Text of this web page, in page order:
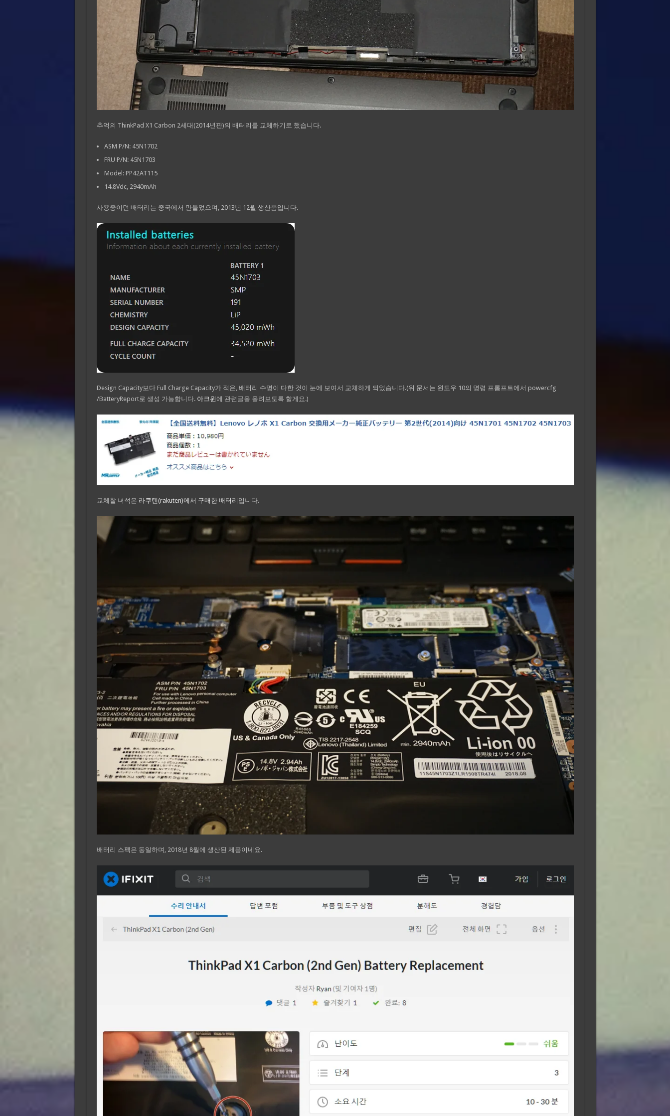
추억의 ThinkPad X1 Carbon 2세대(2014년판)의 배터리를 교체하기로 했습니다.
ASM P/N: 45N1702
FRU P/N: 45N1703
Model: PP42AT115
14.8Vdc, 2940mAh
사용중이던 배터리는 중국에서 만들었으며, 2013년 12월 생산품입니다.
Design Capacity보다 Full Charge Capacity가 적은, 배터리 수명이 다한 것이 눈에 보여서 교체하게 되었습니다.(위 문서는 윈도우 10의 명령 프롬프트에서 powercfg
/BatteryReport로 생성 가능합니다. 아크윈에 관련글을 올려보도록 할게요.)
교체할 녀석은 라쿠텐(rakuten)에서 구매한 배터리 입니다.
배터리 스펙은 동일하며, 2018년 8월에 생산된 제품이네요.